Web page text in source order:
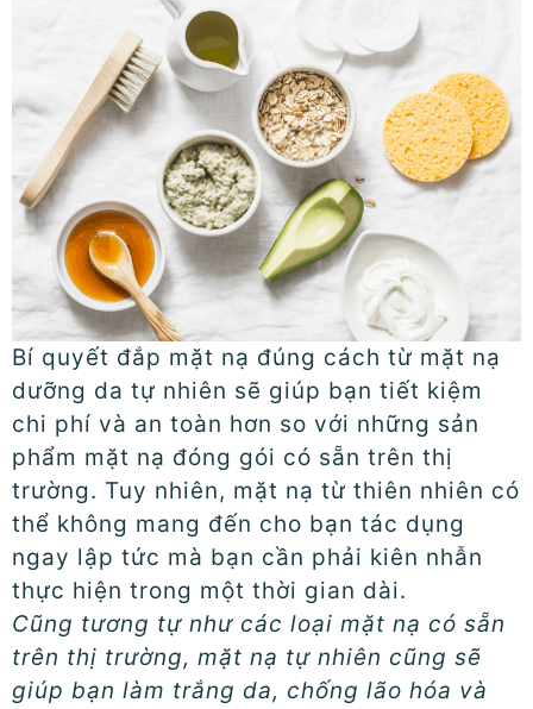
Bí quyết đắp mặt nạ đúng cách từ mặt nạ
dưỡng da tự nhiên sẽ giúp bạn tiết kiệm
chi phí và an toàn hơn so với những sản
phẩm mặt nạ đóng gói có sẵn trên thị
trường. Tuy nhiên, mặt nạ từ thiên nhiên có
thể không mang đến cho bạn tác dụng
ngay lập tức mà bạn cần phải kiên nhẫn
thực hiện trong một thời gian dài.
Cũng tương tự như các loại mặt nạ có sẵn
trên thị trường, mặt nạ tự nhiên cũng sẽ
giúp bạn làm trắng da, chống lão hóa và